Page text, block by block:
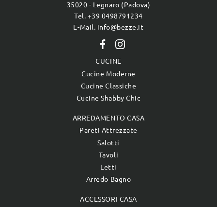
35020 - Legnaro (Padova)
Tel. +39 0498791234
E-Mail. info@bezze.it
CUCINE
Cucine Moderne
Cucine Classiche
Cucine Shabby Chic
ARREDAMENTO CASA
Pareti Attrezzate
Salotti
Tavoli
Letti
Arredo Bagno
ACCESSORI CASA